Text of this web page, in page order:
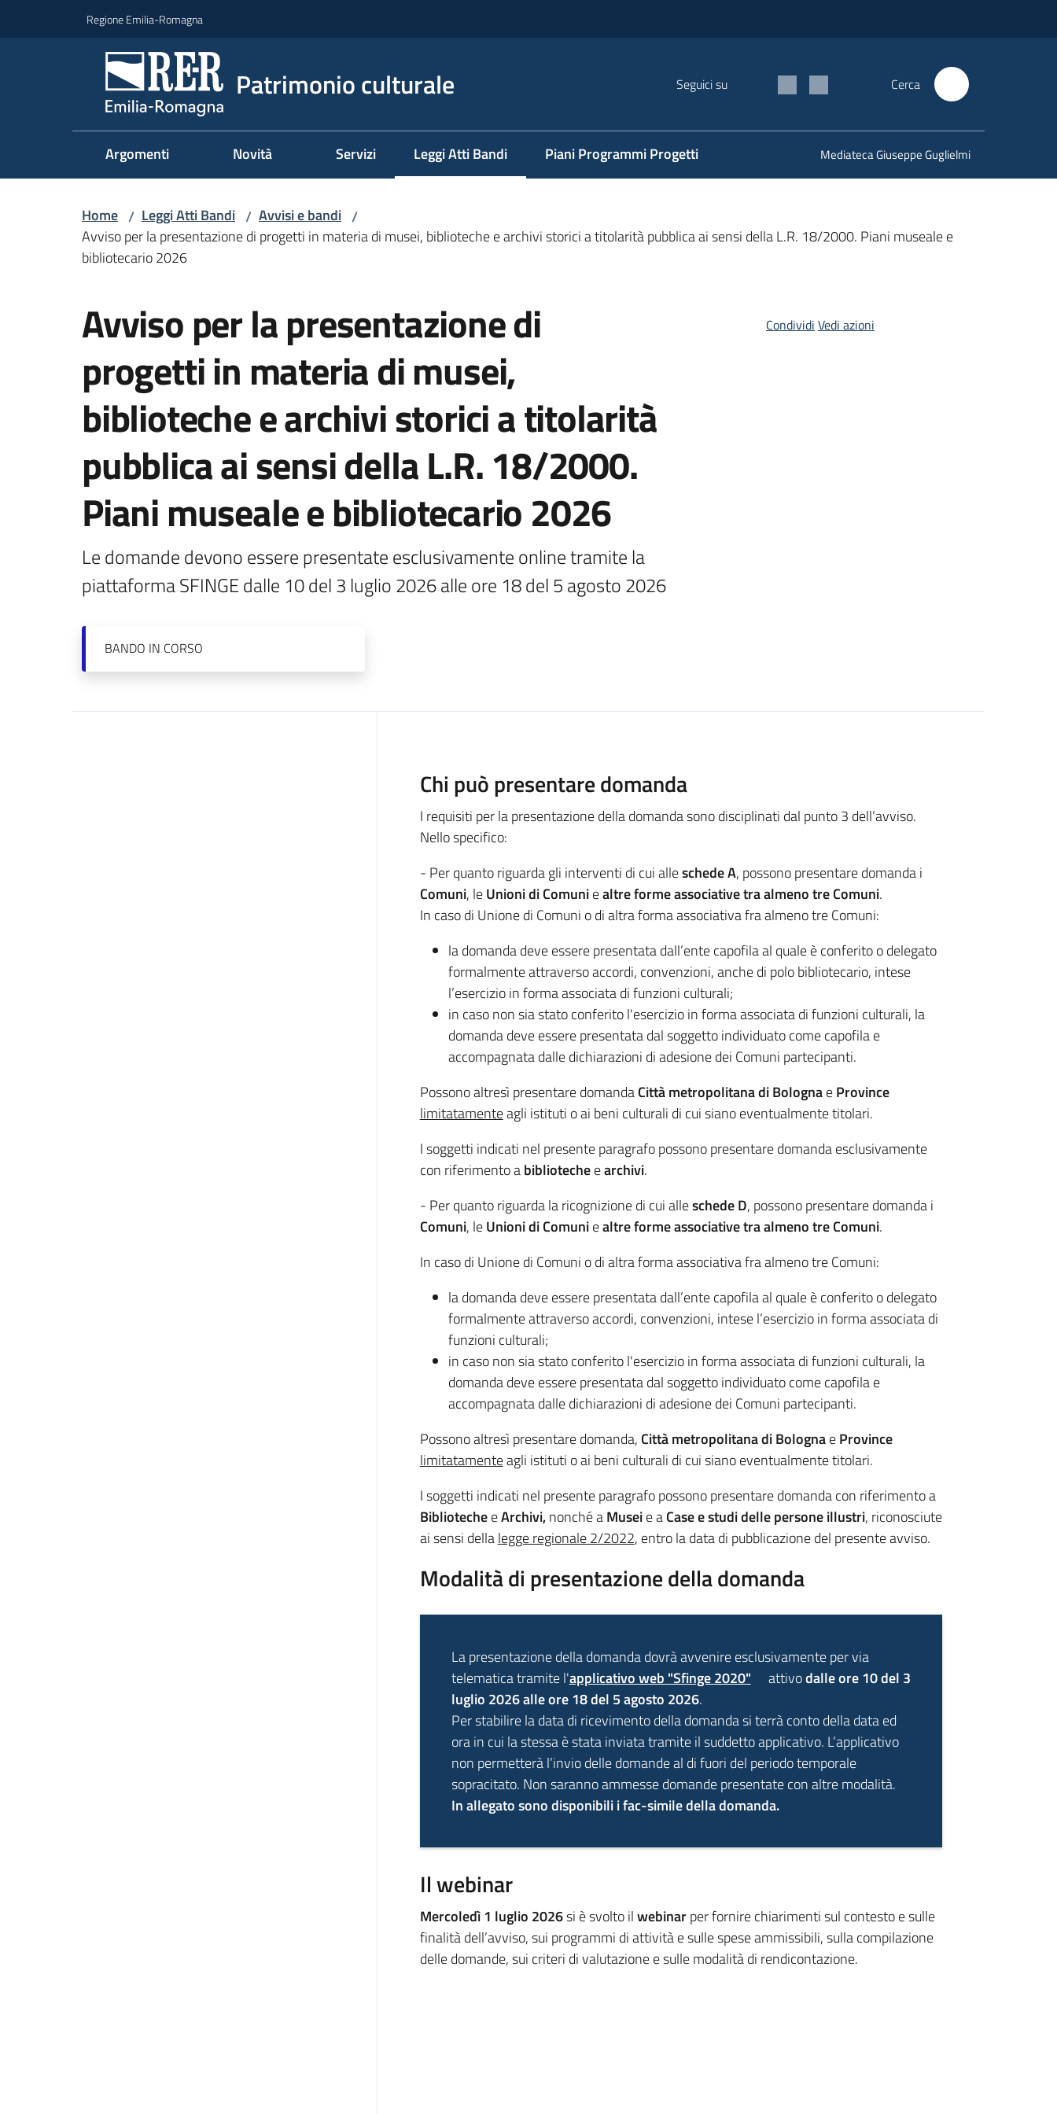
Regione Emilia-Romagna
Patrimonio culturale Seguici su Cerca
Argomenti Novità Servizi Leggi Atti Bandi
Menu selezionato Piani Programmi Progetti Mediateca Giuseppe Guglielmi
Home / Leggi Atti Bandi / Avvisi e bandi /
Avviso per la presentazione di progetti in materia di musei, biblioteche e archivi storici a titolarità pubblica ai sensi della L.R. 18/2000. Piani museale e
bibliotecario 2026
Avviso per la presentazione di
progetti in materia di musei,
biblioteche e archivi storici a titolarità
pubblica ai sensi della L.R. 18/2000.
Piani museale e bibliotecario 2026
Le domande devono essere presentate esclusivamente online tramite la
piattaforma SFINGE dalle 10 del 3 luglio 2026 alle ore 18 del 5 agosto 2026
BANDO IN CORSO
Condividi Vedi azioni
Descrizione
Chi può presentare domanda
I requisiti per la presentazione della domanda sono disciplinati dal punto 3 dell’avviso.
Nello specifico:
- Per quanto riguarda gli interventi di cui alleschede A, possono presentare domanda i
Comuni, leUnioni di Comuniealtre forme associative tra almeno tre Comuni.
In caso di Unione di Comuni o di altra forma associativa fra almeno tre Comuni:
la domanda deve essere presentata dall’ente capofila al quale è conferito o delegato
formalmente attraverso accordi, convenzioni, anche di polo bibliotecario, intese
l’esercizio in forma associata di funzioni culturali;
in caso non sia stato conferito l'esercizio in forma associata di funzioni culturali, la
domanda deve essere presentata dal soggetto individuato come capofila e
accompagnata dalle dichiarazioni di adesione dei Comuni partecipanti.
Possono altresì presentare domandaCittà metropolitana di BolognaeProvince
limitatamenteagli istituti o ai beni culturali di cui siano eventualmente titolari.
I soggetti indicati nel presente paragrafo possono presentare domanda esclusivamente
con riferimento abibliotecheearchivi.
- Per quanto riguarda la ricognizione di cui alleschede D, possono presentare domanda i
Comuni, leUnioni di Comuniealtre forme associative tra almeno tre Comuni.
In caso di Unione di Comuni o di altra forma associativa fra almeno tre Comuni:
la domanda deve essere presentata dall’ente capofila al quale è conferito o delegato
formalmente attraverso accordi, convenzioni, intese l’esercizio in forma associata di
funzioni culturali;
in caso non sia stato conferito l'esercizio in forma associata di funzioni culturali, la
domanda deve essere presentata dal soggetto individuato come capofila e
accompagnata dalle dichiarazioni di adesione dei Comuni partecipanti.
Possono altresì presentare domanda, Città metropolitana di BolognaeProvince
limitatamenteagli istituti o ai beni culturali di cui siano eventualmente titolari.
I soggetti indicati nel presente paragrafo possono presentare domanda con riferimento a
BibliotecheeArchivi,nonché aMuseie aCase e studi delle persone illustri, riconosciute
ai sensi dellalegge regionale 2/2022, entro la data di pubblicazione del presente avviso.
Modalità di presentazione della domanda
La presentazione della domanda dovrà avvenire esclusivamente per via
telematica tramite l'applicativo web "Sfinge 2020" attivodalle ore 10 del 3
luglio 2026 alle ore 18 del 5 agosto 2026.
Per stabilire la data di ricevimento della domanda si terrà conto della data ed
ora in cui la stessa è stata inviata tramite il suddetto applicativo. L’applicativo
non permetterà l’invio delle domande al di fuori del periodo temporale
sopracitato. Non saranno ammesse domande presentate con altre modalità.
In allegato sono disponibili i fac-simile della domanda.
Il webinar
Mercoledì 1 luglio 2026si è svolto ilwebinarper fornire chiarimenti sul contesto e sulle
finalità dell’avviso, sui programmi di attività e sulle spese ammissibili, sulla compilazione
delle domande, sui criteri di valutazione e sulle modalità di rendicontazione.